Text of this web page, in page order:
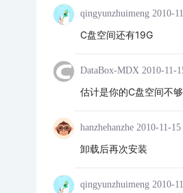
qingyunzhuimeng 2010-
C盘空间还有19G
DataBox-MDX 2010-11-
估计是你的C盘空间不
hanzhehanzhe 2010-11-15
卸载后再次安装
qingyunzhuimeng 2010-